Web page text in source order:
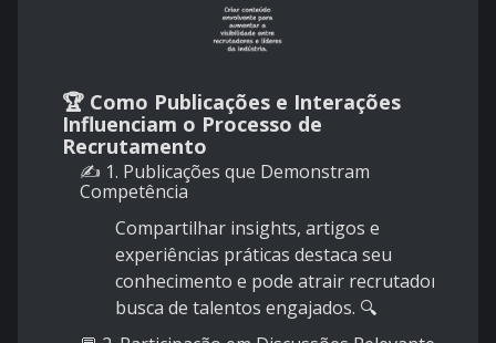
🏆 Como Publicações e Interações
Influenciam o Processo de
Recrutamento
✍️ 1. Publicações que Demonstram
Competência
Compartilhar insights, artigos e
experiências práticas destaca seu
conhecimento e pode atrair recrutadores em
busca de talentos engajados. 🔍